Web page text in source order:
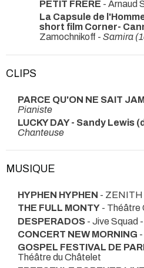
PETIT FRERE - Arnaud
La Capsule de
short film Corner-
Zamochnikoff - Samira
CLIPS
PARCE QU'ON NE SAIT
Pianiste
LUCKY DAY - Sandy Lewis
Chanteuse
MUSIQUE
HYPHEN HYPHEN - ZENITH
THE FULL MONTY - Théâtre
DESPERADOS - Jive Squad
CONCERT NEW MORNING
GOSPEL FESTIVAL DE
Théâtre du Châtelet